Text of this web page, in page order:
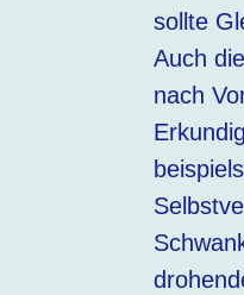
sollte
Auch
nach